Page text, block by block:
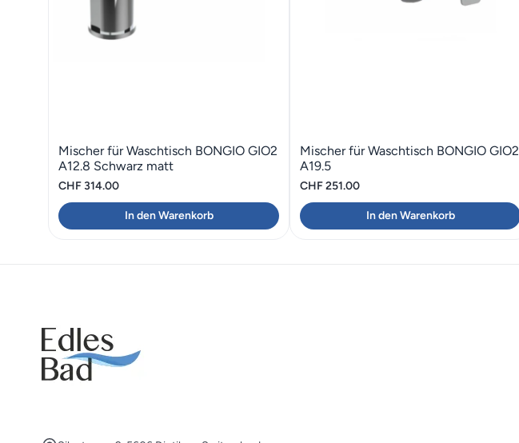
Mischer für Waschtisch BONGIO GIO2
A12.8 Schwarz matt
CHF314.00
In den Warenkorb
Mischer für Waschtisch BONGIO GIO2
A19.5
CHF251.00
In den Warenkorb